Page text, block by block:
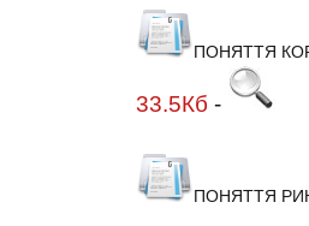
ПОНЯТТЯ
33.5Кб -
ПОНЯТТЯ